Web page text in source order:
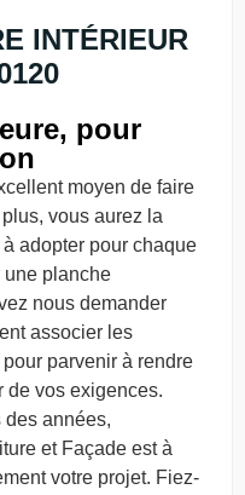
INTÉRIEUR
pour
moyen de faire
vous aurez la
adopter pour chaque
une planche
nous demander
associer les
parvenir à rendre
de vos exigences.
des années,
et Façade est à
votre projet. Fiez-